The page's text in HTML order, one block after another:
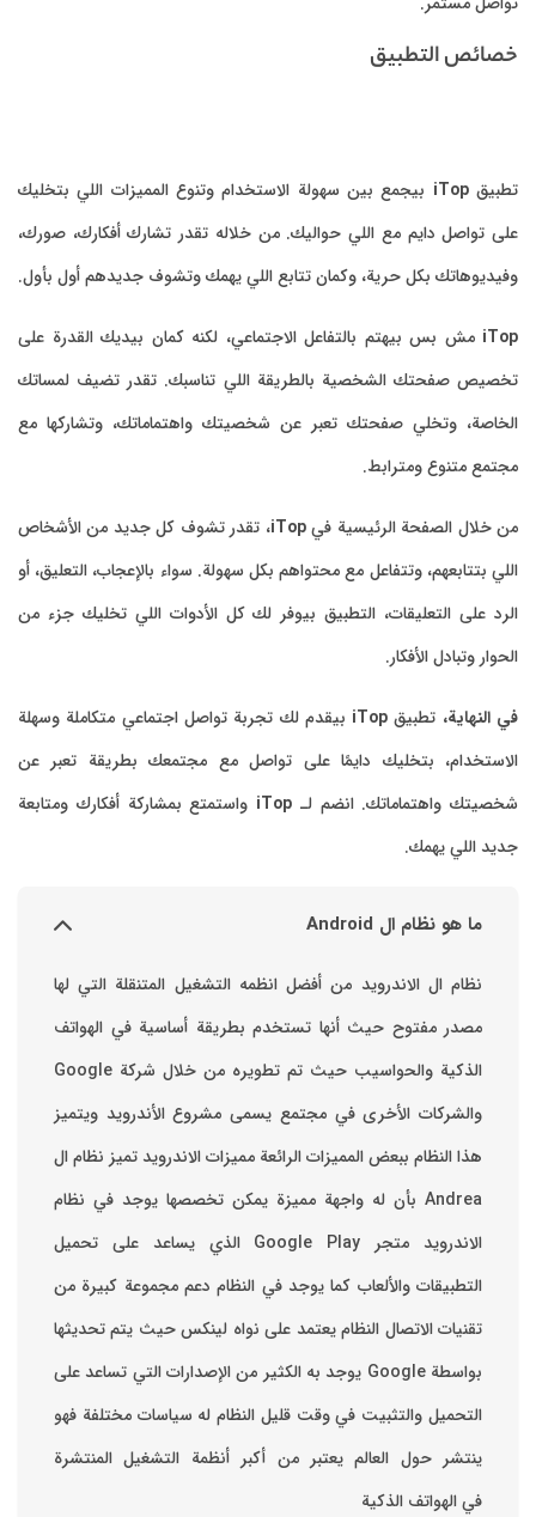
خصائص التطبيق
تطبيقiTop بيجمع بين سهولة الاستخدام وتنوع المميزات اللي بتخليك
على تواصل دايم مع اللي حواليك. من خلاله تقدر تشارك أفكارك، صورك،
وفيديوهاتك بكل حرية، وكمان تتابع اللي يهمك وتشوف جديدهم أول بأول.
iTop مش بس بيهتم بالتفاعل الاجتماعي، لكنه كمان بيديك القدرة على
تخصيص صفحتك الشخصية بالطريقة اللي تناسبك. تقدر تضيف لمساتك
الخاصة، وتخلي صفحتك تعبر عن شخصيتك واهتماماتك، وتشاركها مع
مجتمع متنوع ومترابط.
من خلال الصفحة الرئيسية فيiTop، تقدر تشوف كل جديد من الأشخاص
اللي بتتابعهم، وتتفاعل مع محتواهم بكل سهولة. سواء بالإعجاب، التعليق، أو
الرد على التعليقات، التطبيق بيوفر لك كل الأدوات اللي تخليك جزء من
الحوار وتبادل الأفكار.
في النهاية، تطبيق iTop بيقدم لك تجربة تواصل اجتماعي متكاملة وسهلة
الاستخدام، بتخليك دايمًا على تواصل مع مجتمعك بطريقة تعبر عن
شخصيتك واهتماماتك. انضم لـ iTop واستمتع بمشاركة أفكارك ومتابعة
جديد اللي يهمك.
ما هو نظام ال Android
نظام ال الاندرويد من أفضل انظمه التشغيل المتنقلة التي لها
مصدر مفتوح حيث أنها تستخدم بطريقة أساسية في الهواتف
والشركات الأخرى في مجتمع يسمى مشروع الأندرويد ويتميز
هذا النظام ببعض المميزات الرائعة ‏مميزات الاندرويد ‏تميز نظام ال
Andrea بأن له واجهة مميزة يمكن تخصصها ‏يوجد في نظام
الاندرويد متجر Google Play الذي يساعد على تحميل
التطبيقات والألعاب ‏كما يوجد في النظام دعم مجموعة كبيرة من
تقنيات الاتصال ‏النظام يعتمد على نواه لينكس حيث يتم تحديثها
بواسطة ‫Google‬ ‏يوجد به الكثير من الإصدارات التي تساعد على
التحميل والتثبيت في وقت قليل ‏النظام له سياسات مختلفة فهو
ينتشر حول العالم يعتبر من أكبر أنظمة التشغيل المنتشرة
في الهواتف الذكية